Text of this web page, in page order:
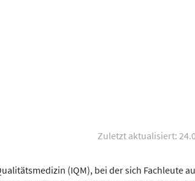
Zuletzt aktualisiert:
(IQM), bei der sich Fachleute